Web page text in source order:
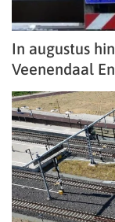
In augustus
Veenendaal